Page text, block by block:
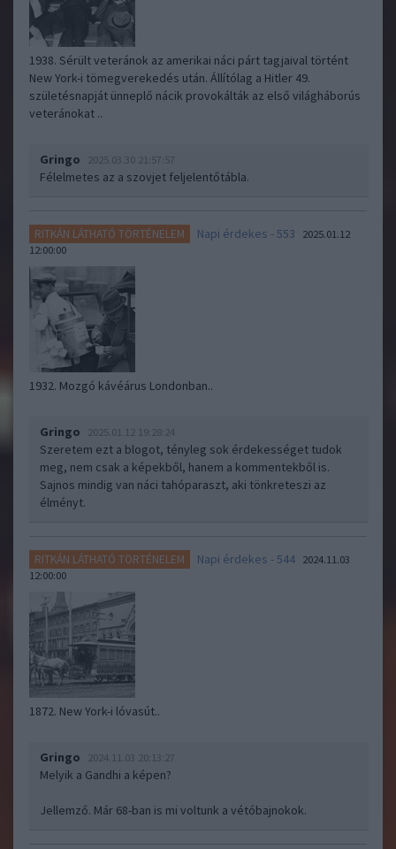
1938. Sérült veteránok az amerikai náci párt tagjaival történt
New York-i tömegverekedés után. Állítólag a Hitler 49.
születésnapját ünneplő nácik provokálták az első világháborús
veteránokat ..
Gringo 2025.03.30 21:57:57
Félelmetes az a szovjet feljelentőtábla.
RITKÁN LÁTHATÓ TÖRTÉNELEM Napi érdekes - 553
2025.01.12
12:00:00
1932. Mozgó kávéárus Londonban..
Gringo 2025.01.12 19:28:24
Szeretem ezt a blogot, tényleg sok érdekességet tudok
meg, nem csak a képekből, hanem a kommentekből is.
Sajnos mindig van náci tahóparaszt, aki tönkreteszi az
élményt.
RITKÁN LÁTHATÓ TÖRTÉNELEM Napi érdekes - 544 2024.11.03
12:00:00
1872. New York-i lóvasút..
Gringo 2024.11.03 20:13:27
Melyik a Gandhi a képen?
Jellemző. Már 68-ban is mi voltunk a vétóbajnokok.